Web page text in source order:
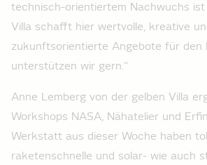
technisch-orientiertem Nachwuchs ist
Villa schafft hier wertvolle, kreative
zukunftsorientierte Angebote für den
unterstützen wir gern.“
Anne Lemberg von der gelben Villa
Workshops NASA, Nähatelier und
Werkstatt aus dieser Woche haben
raketenschnelle und solar- wie auch